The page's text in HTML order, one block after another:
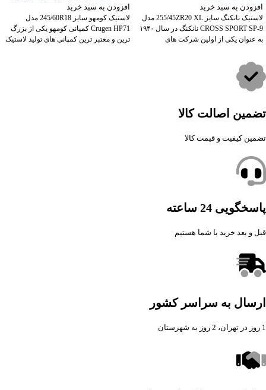
افزودن به سبد خرید
لاستیک نانکنگ سایز 255/45ZR20 XL مدل
CROSS SPORT SP-9 نانکنگ در سال ۱۹۴۰
به عنوان یکی از اولین شرکت های
افزودن به سبد خرید
لاستیک کومهو سایز 245/60R18 مدل
Crugen HP71 کمپانی کومهو یکی از بزرگ
ترین و معتبر ترین کمپانی های تولید لاستیک
تضمین اصالت کالا
تضمین کیفیت و قیمت کالا
پاسخگویی 24 ساعته
قبل و بعد خرید با شما هستیم
ارسال به سراسر کشور
1 روز در تهران، 2 روز به شهرستان